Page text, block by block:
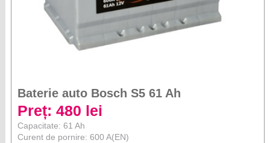
Baterie auto Bosch S5 61 Ah
Preț: 480 lei
Capacitate: 61 Ah
Curent de pornire: 600 A(EN)